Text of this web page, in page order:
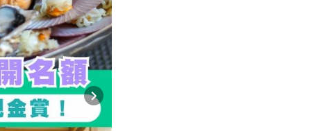
Next slide